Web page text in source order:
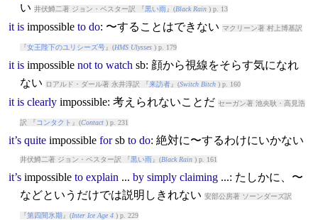
い 井伏鱒二著 ジョン・ベスター訳 『黒い雨』(Black Rain) p. 13
it is impossible to do: 〜することはできない マクリーン著 村上博基訳
『女王陛下のユリシーズ号』(HMS Ulysses) p. 179
it is impossible not to watch sb: 顔から視線をそらす気になれ
ない
ロアルド・ダール著 永井淳訳 『来訪者』(Switch Bitch) p. 160
it is clearly impossible: 考えられないことだ セーガン著 池央耿・高見浩
訳 『コンタクト 』(Contact) p. 231
it’s quite impossible forsb to do: 絶対に〜するわけにいかない
井伏鱒二著 ジョン・ベスター訳 『黒い雨』(Black Rain) p. 161
it’s impossible to explain ... by simply claiming...: たしかに、〜
などというだけでは説明しきれない 安部公房著 ソーンダーズ訳
『第四間氷期 』(Inter Ice Age 4) p. 229